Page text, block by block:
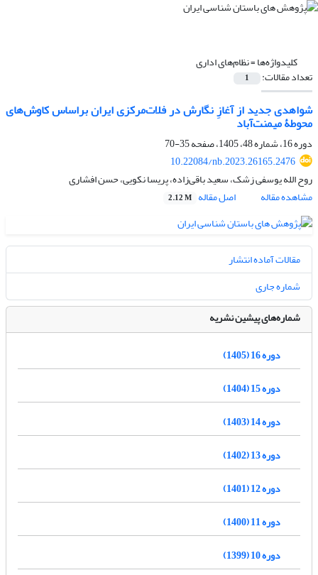
کلیدواژه‌ها =نظام‌های اداری
تعداد مقالات: 1
شواهدی جدید از آغازِ نگارش در فلات‌مرکزی ایران براساس کاوش‌های
محوطۀ میمنت‌آباد
دوره 16، شماره 48، 1405، صفحه
35-70
10.22084/nb.2023.26165.2476
روح الله یوسفی زشک، سعید باقی‌زاده، پریسا نکویی، حسن افشاری
مشاهده مقاله
اصل مقاله 2.12 M
مقالات آماده انتشار
شماره جاری
شماره‌های پیشین نشریه
دوره 16 (1405)
دوره 15 (1404)
دوره 14 (1403)
دوره 13 (1402)
دوره 12 (1401)
دوره 11 (1400)
دوره 10 (1399)